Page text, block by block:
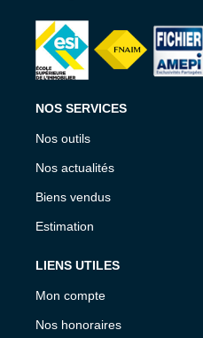
NOS SERVICES
Nos outils
Nos actualités
Biens vendus
Estimation
LIENS UTILES
Mon compte
Nos honoraires